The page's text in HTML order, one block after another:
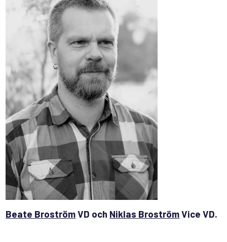
Beate BroströmVD och Niklas BroströmVice VD.